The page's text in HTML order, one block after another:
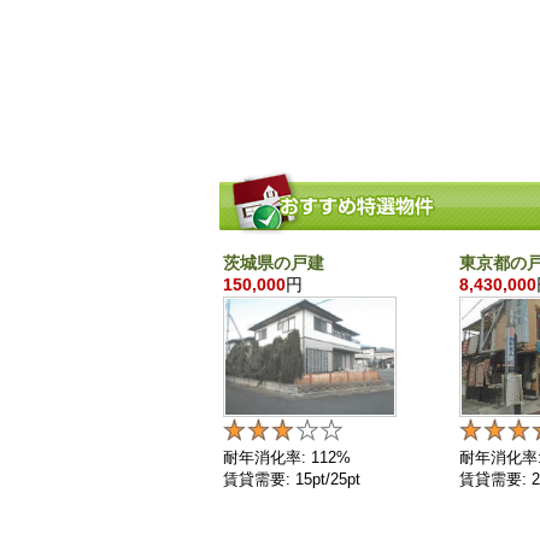
茨城県の戸建
150,000円
耐年消化率: 112%
賃貸需要: 15pt/25pt
東京都の
8,430,000
耐年消化
賃貸需要: